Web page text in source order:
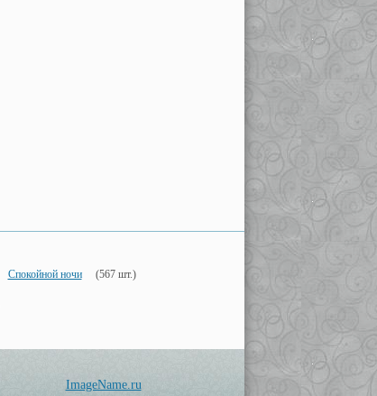
Спокойной ночи (567 шт.)
ImageName.ru